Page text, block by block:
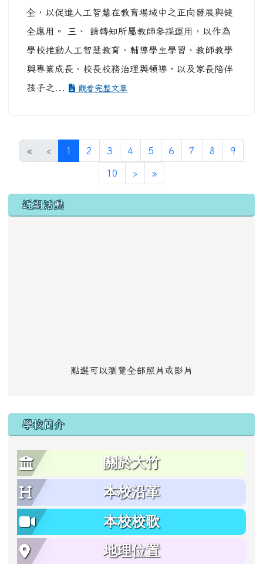
全，以促進人工智慧在教育場域中之正向發展與健
全應用。 三、 請轉知所屬教師參採運用，以作為
學校推動人工智慧教育、輔導學生學習、教師教學
與專業成長、校長校務治理與領導，以及家長陪伴
孩子之...
觀看完整文章
« ‹ 1 (目前頁次)
2 3 4 5 6 7 8 9
10 ›下一頁
»最後頁
左邊區域內容
近期活動
點選可以瀏覽全部照片或影片
學校簡介
關於大竹
本校沿革
本校校歌
地理位置